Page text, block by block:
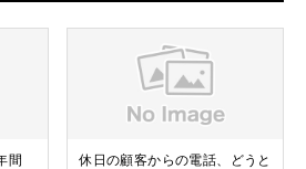
間
休日の顧客からの電話、どうと